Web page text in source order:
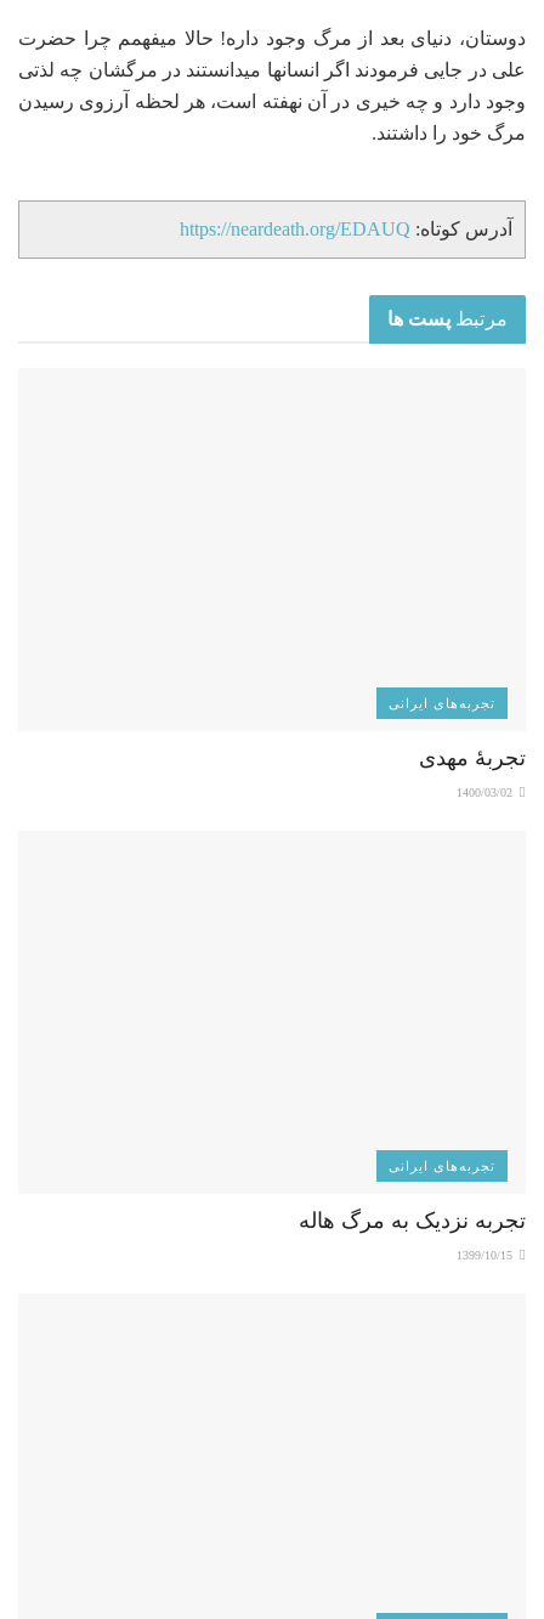
دوستان، دنیای بعد از مرگ وجود داره! حالا میفهمم چرا حضرت
علی در جایی فرمودند اگر انسانها میدانستند در مرگشان چه لذتی
وجود دارد و چه خیری در آن نهفته است، هر لحظه آرزوی رسیدن
مرگ خود را داشتند.
آدرس کوتاه: https://neardeath.org/EDAUQ
مرتبط پست ها
تجربه‌های ایرانی
تجربۀ مهدی
تجربه‌های ایرانی
تجربه نزدیک به مرگ هاله